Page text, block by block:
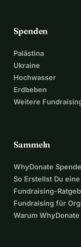
Spenden
Palästina
Ukraine
Hochwasser
Erdbeben
Weitere
Sammeln
WhyDonate
So Erstellst Du
Fundraising-
Fundraising für
Warum